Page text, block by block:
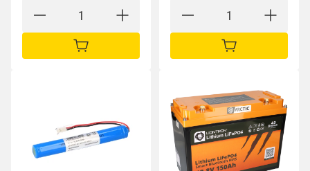
IN DEN WARENKORB IN DEN WARENKORB